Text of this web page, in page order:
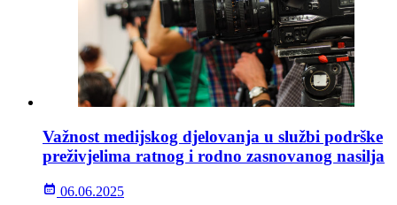
Važnost medijskog djelovanja u službi podrške
preživjelima ratnog i rodno zasnovanog nasilja
06.06.2025